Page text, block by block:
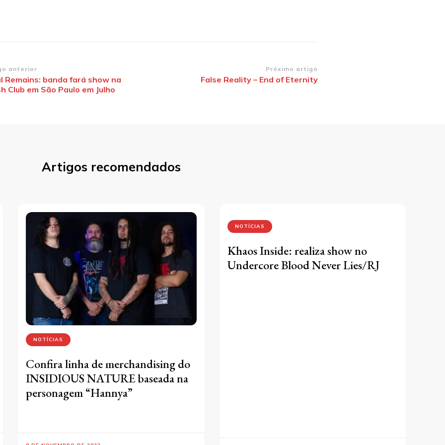
anterior
Remains: banda fará show na
Club em São Paulo em Julho
Próximo artigo
False Reality – End of Eternity
Artigos recomendados
NOTÍCIAS
Confira linha de merchandising do
INSIDIOUS NATURE baseada na
personagem “Hannya”
NOTÍCIAS
Khaos Inside: realiza show no
Undercore Blood Never Lies/RJ